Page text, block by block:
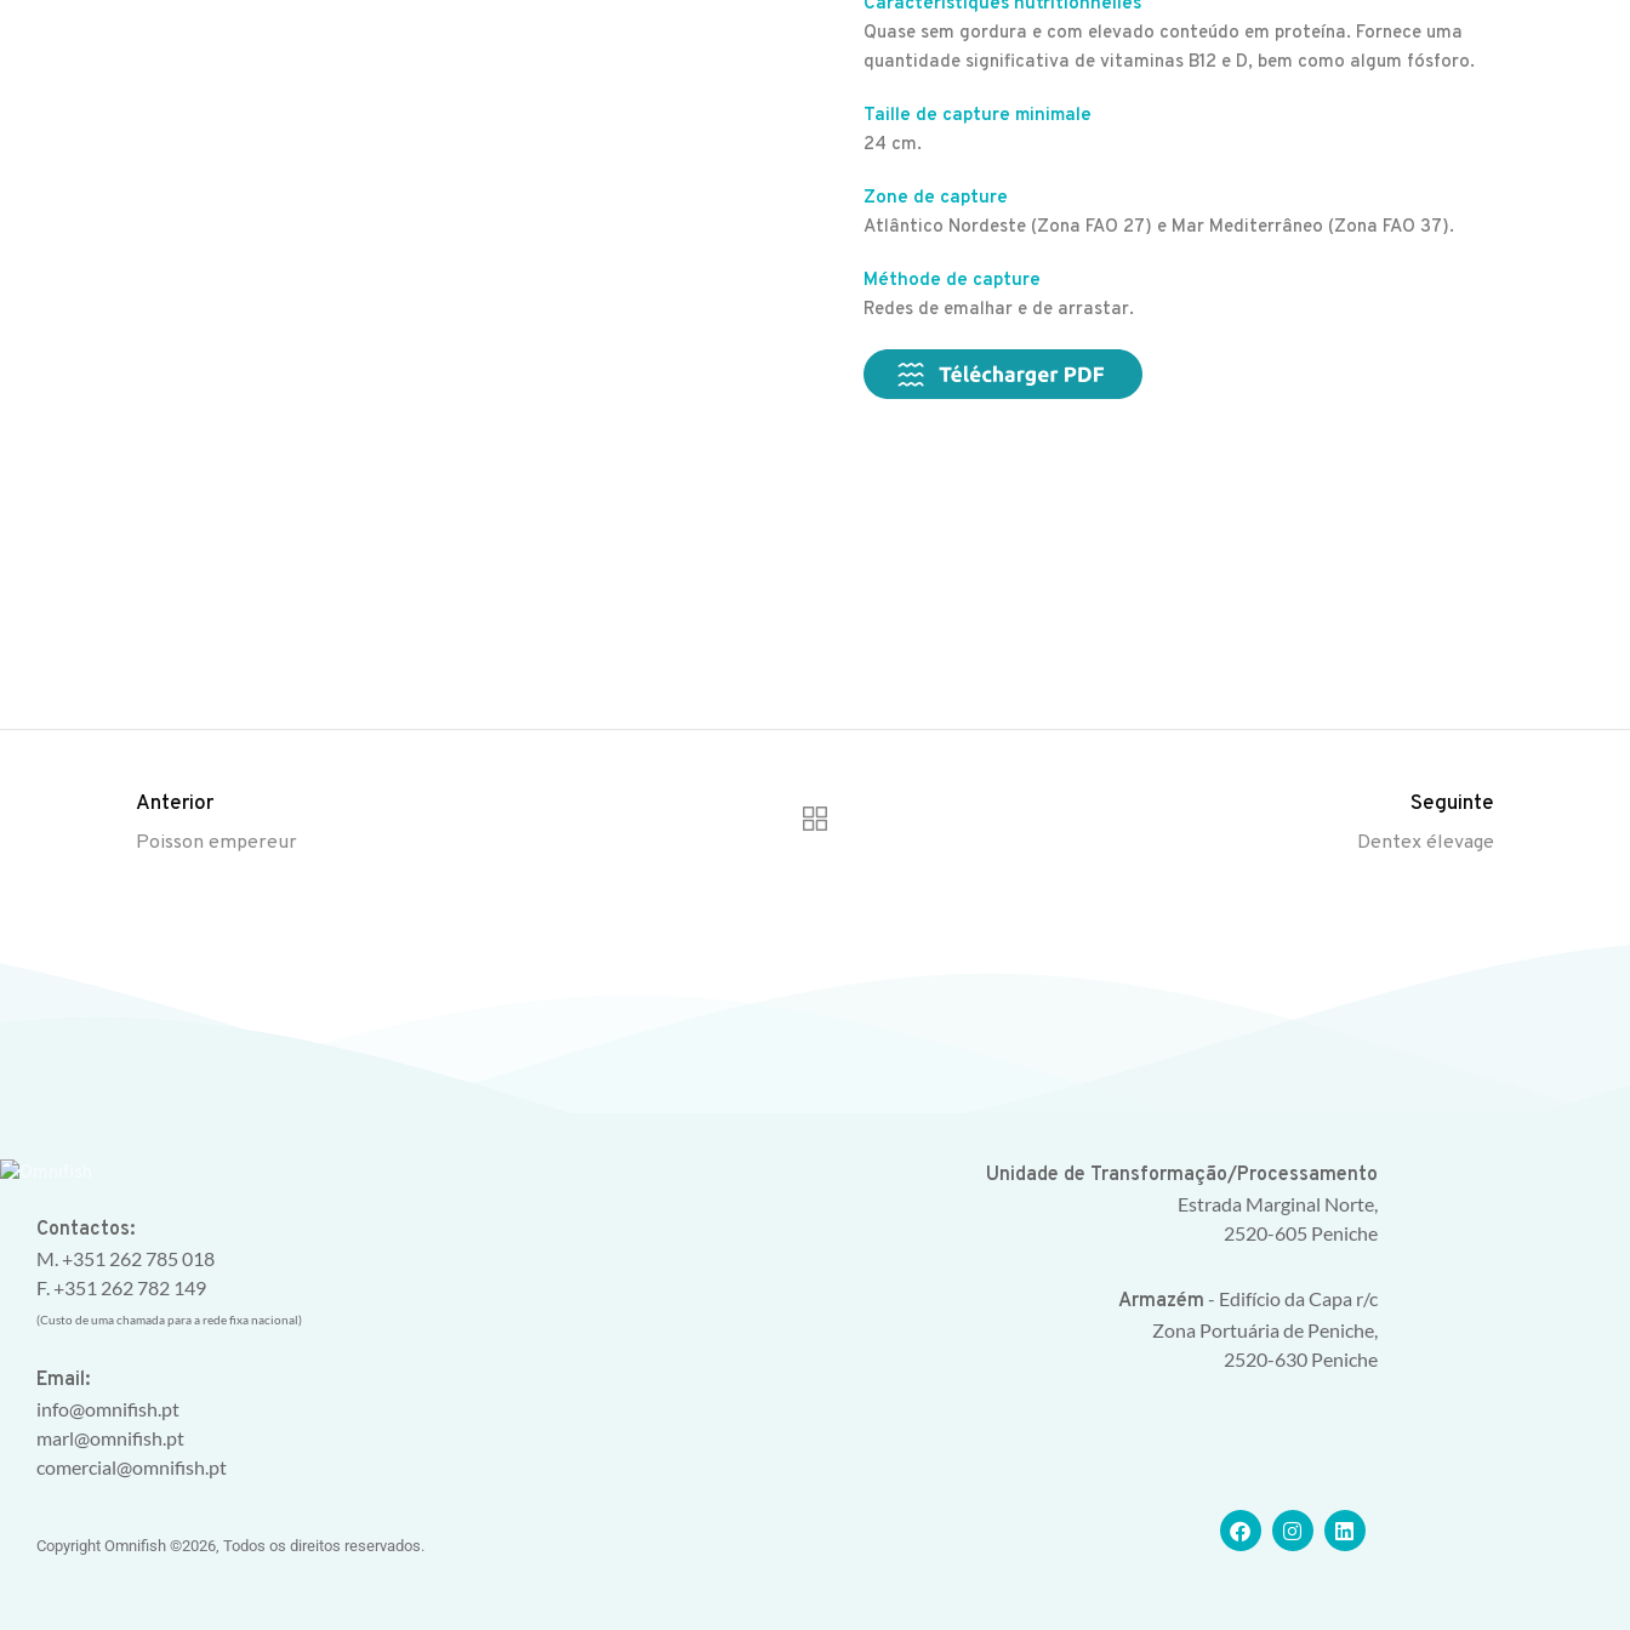
Quase sem gordura e com elevado conteúdo em proteína. Fornece uma
quantidade significativa de vitaminas B12 e D, bem como algum fósforo.
Taille de capture minimale
24 cm.
Zone de capture
Atlântico Nordeste (Zona FAO 27) e Mar Mediterrâneo (Zona FAO 37).
Méthode de capture
Redes de emalhar e de arrastar.
Anterior
Poisson empereur
Seguinte
Dentex élevage
Contactos:
M. +351 262 785 018
F. +351 262 782 149
(Custo de uma chamada para a rede fixa nacional)
Email:
info@omnifish.pt
marl@omnifish.pt
comercial@omnifish.pt
Unidade de Transformação/Processamento
Estrada Marginal Norte,
2520-605 Peniche
Armazém - Edifício da Capa r/c
Zona Portuária de Peniche,
2520-630 Peniche
Copyright Omnifish ©2026, Todos os direitos reservados.